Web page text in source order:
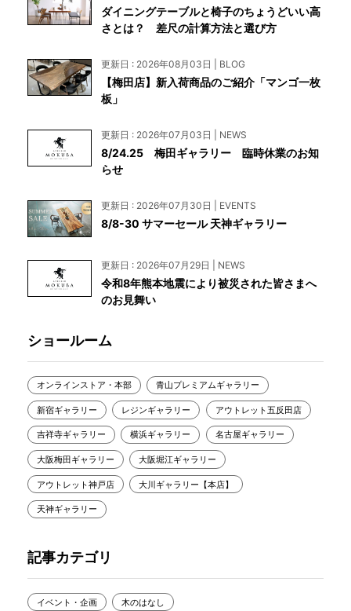
ダイニングテーブルと椅子のちょうどいい高
さとは？ 差尺の計算方法と選び方
更新日 : 2026年08月03日 | BLOG
【梅田店】新入荷商品のご紹介「マンゴ一枚
板」
更新日 : 2026年07月03日 | NEWS
8/24.25 梅田ギャラリー 臨時休業のお知
らせ
更新日 : 2026年07月30日 | EVENTS
8/8-30 サマーセール 天神ギャラリー
更新日 : 2026年07月29日 | NEWS
令和8年熊本地震により被災された皆さまへ
のお見舞い
ショールーム
オンラインストア・本部 青山プレミアムギャラリー
新宿ギャラリー レジンギャラリー アウトレット五反田店
吉祥寺ギャラリー 横浜ギャラリー 名古屋ギャラリー
大阪梅田ギャラリー 大阪堀江ギャラリー
アウトレット神戸店 大川ギャラリー【本店】
天神ギャラリー
記事カテゴリ
イベント・企画 木のはなし